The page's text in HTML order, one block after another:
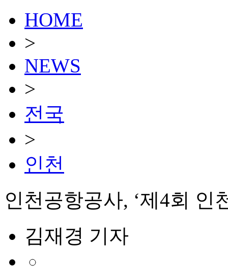
HOME
>
NEWS
>
전국
>
인천
인천공항공사, ‘제4회 인
김재경 기자